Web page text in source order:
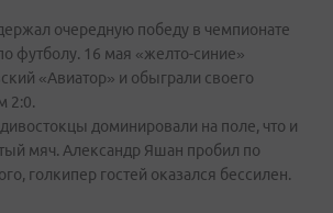
очередную победу в чемпионате
футболу. 16 мая «желто-синие»
«Авиатор» и обыграли своего
2:0.
доминировали на поле, что и
мяч. Александр Яшан пробил по
голкипер гостей оказался бессилен.